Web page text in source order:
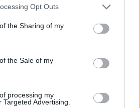
Opt Outs
the Sharing of my
the Sale of my
processing my
Advertising.
1″ della legge di bilancio
190 milioni di euro per l’anno
di euro per l’anno 2025 e di
2024, di 275 milioni di
e di 185 milioni di euro per
il testo dell’emendamento